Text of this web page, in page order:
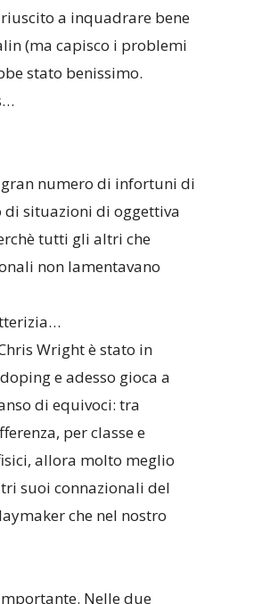
a inquadrare bene
(ma capisco i problemi
stato benissimo.
numero di infortuni di
situazioni di oggettiva
tutti gli altri che
non lamentavano
Wright è stato in
e adesso gioca a
di equivoci: tra
per classe e
allora molto meglio
suoi connazionali del
che nel nostro
Nelle due